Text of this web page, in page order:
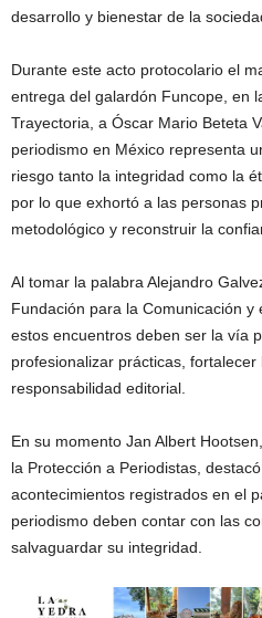
desarrollo y bienestar de la
Durante este acto protocolario el
entrega del galardón Funcope, en
Trayectoria, a Óscar Mario Beteta
periodismo en México representa
riesgo tanto la integridad como la
por lo que exhortó a las personas
metodológico y reconstruir la
Al tomar la palabra Alejandro
Fundación para la Comunicación
estos encuentros deben ser la vía
profesionalizar prácticas,
responsabilidad editorial.
En su momento Jan Albert
la Protección a Periodistas,
acontecimientos registrados en el
periodismo deben contar con las
salvaguardar su integridad.